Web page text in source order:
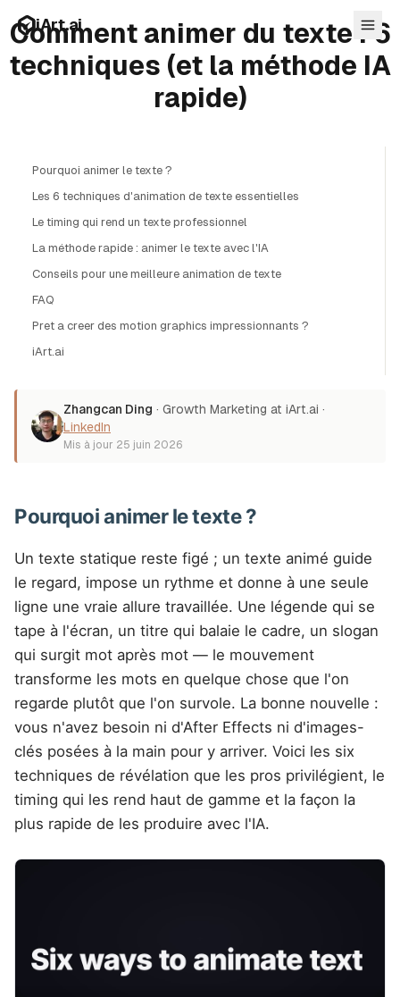
iArt.ai
Commencer gratuitement
Comment animer du texte : 6
techniques (et la méthode IA
rapide)
Pourquoi animer le texte ?
Les 6 techniques d'animation de texte essentielles
Le timing qui rend un texte professionnel
La méthode rapide : animer le texte avec l'IA
Conseils pour une meilleure animation de texte
FAQ
Pret a creer des motion graphics impressionnants ?
iArt.ai
Zhangcan Ding · Growth Marketing at iArt.ai ·
LinkedIn
Mis à jour 25 juin 2026
Pourquoi animer le texte ?
Un texte statique reste figé ; un texte animé guide
le regard, impose un rythme et donne à une seule
ligne une vraie allure travaillée. Une légende qui se
tape à l'écran, un titre qui balaie le cadre, un slogan
qui surgit mot après mot — le mouvement
transforme les mots en quelque chose que l'on
regarde plutôt que l'on survole. La bonne nouvelle :
vous n'avez besoin ni d'After Effects ni d'images-
clés posées à la main pour y arriver. Voici les six
techniques de révélation que les pros privilégient, le
timing qui les rend haut de gamme et la façon la
plus rapide de les produire avec l'IA.